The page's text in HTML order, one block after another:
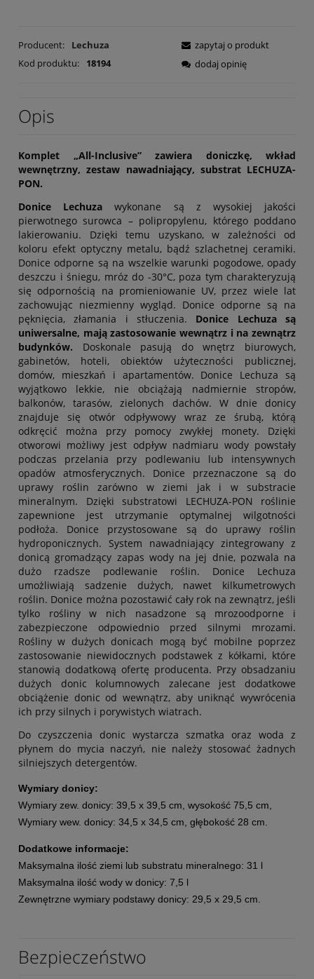
Producent:
Lechuza
Kod produktu:
18194
zapytaj o produkt
dodaj opinię
Opis
Komplet „All-Inclusive” zawiera doniczkę, wkład
wewnętrzny, zestaw nawadniający, substrat LECHUZA-
PON.
Donice Lechuzawykonane są z wysokiej jakości
pierwotnego surowca – polipropylenu, którego poddano
lakierowaniu. Dzięki temu uzyskano, w zależności od
koloru efekt optyczny metalu, bądź szlachetnej ceramiki.
Donice odporne są na wszelkie warunki pogodowe, opady
deszczu i śniegu, mróz do -30°C, poza tym charakteryzują
się odpornością na promieniowanie UV, przez wiele lat
zachowując niezmienny wygląd. Donice odporne są na
pęknięcia, złamania i stłuczenia. Donice Lechuza są
uniwersalne, mają zastosowanie wewnątrz i na zewnątrz
budynków. Doskonale pasują do wnętrz biurowych,
gabinetów, hoteli, obiektów użyteczności publicznej,
domów, mieszkań i apartamentów. Donice Lechuza są
wyjątkowo lekkie, nie obciążają nadmiernie stropów,
balkonów, tarasów, zielonych dachów. W dnie donicy
znajduje się otwór odpływowy wraz ze śrubą, którą
odkręcić można przy pomocy zwykłej monety. Dzięki
otworowi możliwy jest odpływ nadmiaru wody powstały
podczas przelania przy podlewaniu lub intensywnych
opadów atmosferycznych. Donice przeznaczone są do
uprawy roślin zarówno w ziemi jak i w substracie
mineralnym. Dzięki substratowi LECHUZA-PON roślinie
zapewnione jest utrzymanie optymalnej wilgotności
podłoża. Donice przystosowane są do uprawy roślin
hydroponicznych. System nawadniający zintegrowany z
donicą gromadzący zapas wody na jej dnie, pozwala na
dużo rzadsze podlewanie roślin. Donice Lechuza
umożliwiają sadzenie dużych, nawet kilkumetrowych
roślin. Donice można pozostawić cały rok na zewnątrz, jeśli
tylko rośliny w nich nasadzone są mrozoodporne i
zabezpieczone odpowiednio przed silnymi mrozami.
Rośliny w dużych donicach mogą być mobilne poprzez
zastosowanie niewidocznych podstawek z kółkami, które
stanowią dodatkową ofertę producenta. Przy obsadzaniu
dużych donic kolumnowych zalecane jest dodatkowe
obciążenie donic od wewnątrz, aby uniknąć wywrócenia
ich przy silnych i porywistych wiatrach.
Do czyszczenia donic wystarcza szmatka oraz woda z
płynem do mycia naczyń, nie należy stosować żadnych
silniejszych detergentów.
Wymiary donicy:
Wymiary zew. donicy: 39,5 x 39,5 cm, wysokość 75,5 cm,
Wymiary wew. donicy: 34,5 x 34,5 cm, głębokość 28 cm.
Dodatkowe informacje:
Maksymalna ilość ziemi lub substratu mineralnego: 31 l
Maksymalna ilość wody w donicy: 7,5 l
Zewnętrzne wymiary podstawy donicy: 29,5 x 29,5 cm.
Bezpieczeństwo